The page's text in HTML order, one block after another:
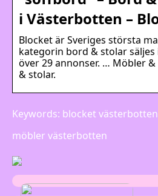
i Västerbotten –
Blocket är Sveriges största
kategorin bord & stolar
över 29 annonser. … Möbler
& stolar.
Keywords: blocket
möbler västerbotten